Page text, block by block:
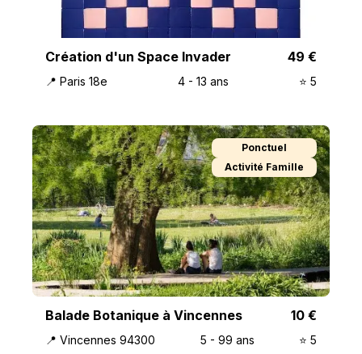
Création d'un Space Invader 49 €
📍 Paris 18e 4 - 13 ans ⭐️ 5
Ponctuel
Activité Famille
Balade Botanique à Vincennes 10 €
📍 Vincennes 94300 5 - 99 ans ⭐️ 5